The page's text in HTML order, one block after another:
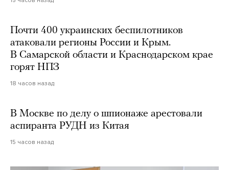
Почти 400 украинских беспилотников
атаковали регионы России и Крым.
В Самарской области и Краснодарском крае
горят НПЗ
18 часов назад
В Москве по делу о шпионаже арестовали
аспиранта РУДН из Китая
15 часов назад